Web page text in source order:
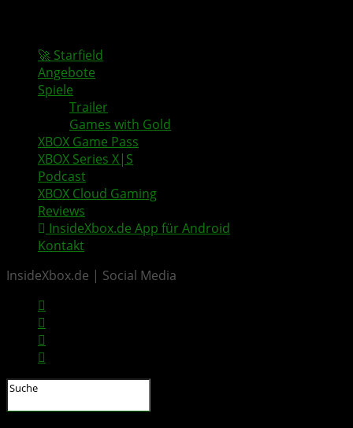
🚀 Starfield
Angebote
Spiele
Trailer
Games with Gold
XBOX Game Pass
XBOX Series X|S
Podcast
XBOX Cloud Gaming
Reviews
InsideXbox.de App für Android
Kontakt
InsideXbox.de | Social Media